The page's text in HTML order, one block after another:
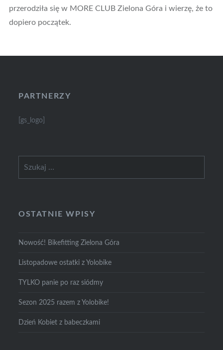
przerodziła się w MORE CLUB Zielona Góra i wierzę, że to
dopiero początek.
PARTNERZY
[gs_logo]
OSTATNIE WPISY
Nowość! Bikefitting Zielona Góra
Listopadowe ostatki z Yolobike
TYLKO panie po raz siódmy
Sezon 2025 razem z Yolobike!
Dzień Kobiet z babeczkami